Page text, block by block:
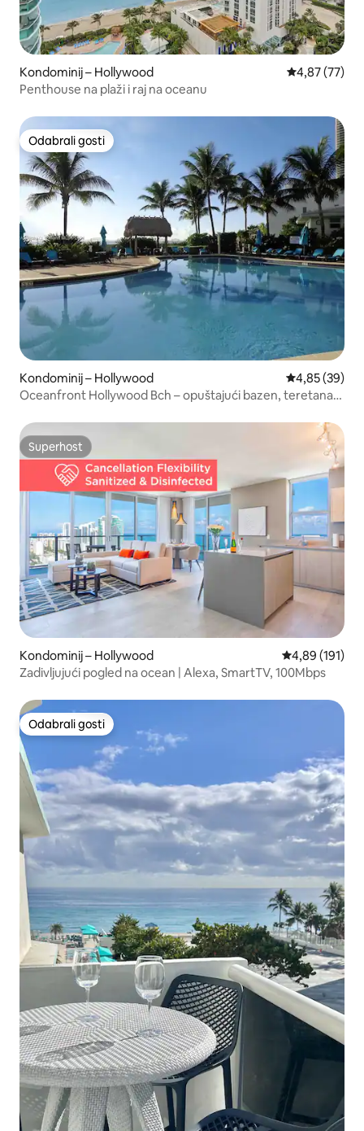
Kondominij – Hollywood Prosječna
4,87 (77)
Penthouse na plaži i raj na oceanu
Odabrali gosti
Odabrali gosti
Kondominij – Hollywood Prosječna
4,85 (39)
Oceanfront Hollywood Bch – opuštajući bazen, teretana,
Superhost
Superhost
Kondominij – Hollywood Prosječna
4,89 (191)
Zadivljujući pogled na ocean | Alexa, SmartTV, 100Mbps
Odabrali gosti
Odabrali gosti